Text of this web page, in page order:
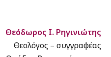
Θεόδωρος Ι. Ρηγινιώτης
Θεολόγος – συγγραφέας